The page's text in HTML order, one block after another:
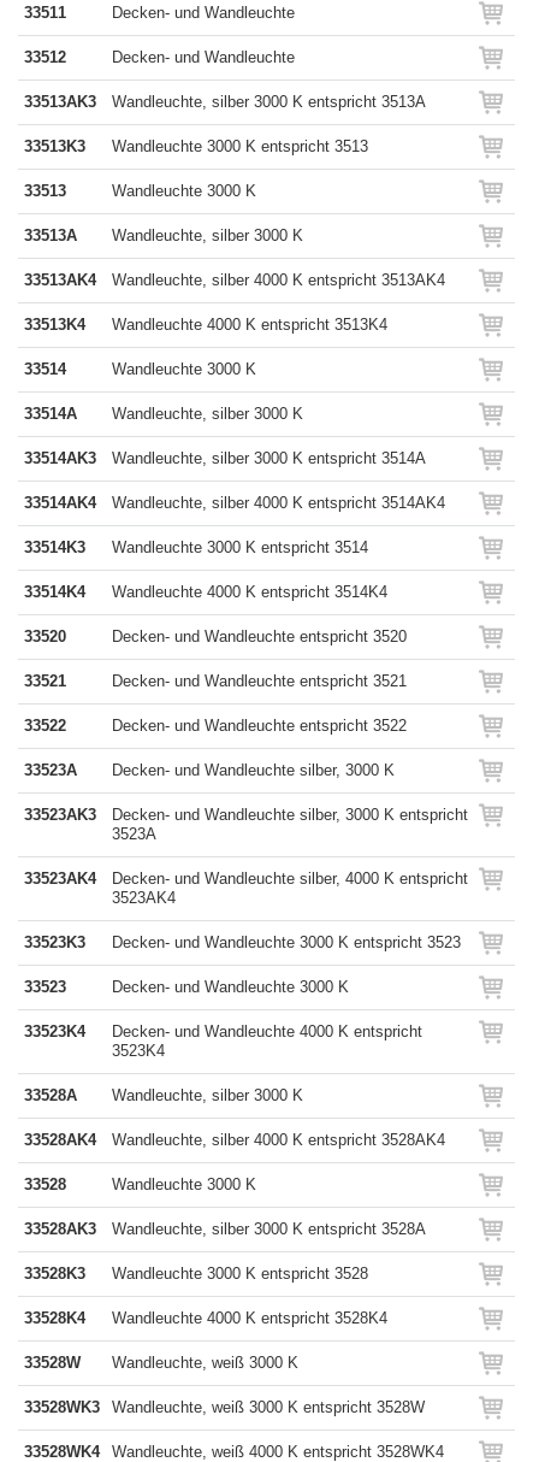
33511 Decken- und Wandleuchte
33512 Decken- und Wandleuchte
33513AK3 Wandleuchte, silber 3000 K entspricht 3513A
33513K3 Wandleuchte 3000 K entspricht 3513
33513 Wandleuchte 3000 K
33513A Wandleuchte, silber 3000 K
33513AK4 Wandleuchte, silber 4000 K entspricht 3513AK4
33513K4 Wandleuchte 4000 K entspricht 3513K4
33514 Wandleuchte 3000 K
33514A Wandleuchte, silber 3000 K
33514AK3 Wandleuchte, silber 3000 K entspricht 3514A
33514AK4 Wandleuchte, silber 4000 K entspricht 3514AK4
33514K3 Wandleuchte 3000 K entspricht 3514
33514K4 Wandleuchte 4000 K entspricht 3514K4
33520 Decken- und Wandleuchte entspricht 3520
33521 Decken- und Wandleuchte entspricht 3521
33522 Decken- und Wandleuchte entspricht 3522
33523A Decken- und Wandleuchte silber, 3000 K
33523AK3
Decken- und Wandleuchte silber, 3000 K entspricht
3523A
33523AK4
Decken- und Wandleuchte silber, 4000 K entspricht
3523AK4
33523K3 Decken- und Wandleuchte 3000 K entspricht 3523
33523 Decken- und Wandleuchte 3000 K
33523K4
Decken- und Wandleuchte 4000 K entspricht
3523K4
33528A Wandleuchte, silber 3000 K
33528AK4 Wandleuchte, silber 4000 K entspricht 3528AK4
33528 Wandleuchte 3000 K
33528AK3 Wandleuchte, silber 3000 K entspricht 3528A
33528K3 Wandleuchte 3000 K entspricht 3528
33528K4 Wandleuchte 4000 K entspricht 3528K4
33528W Wandleuchte, weiß 3000 K
33528WK3 Wandleuchte, weiß 3000 K entspricht 3528W
33528WK4 Wandleuchte, weiß 4000 K entspricht 3528WK4